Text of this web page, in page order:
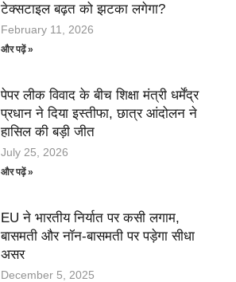
टेक्सटाइल बढ़त को झटका लगेगा?
February 11, 2026
और पढ़ें »
पेपर लीक विवाद के बीच शिक्षा मंत्री धर्मेंद्र
प्रधान ने दिया इस्तीफा, छात्र आंदोलन ने
हासिल की बड़ी जीत
July 25, 2026
और पढ़ें »
EU ने भारतीय निर्यात पर कसी लगाम,
बासमती और नॉन-बासमती पर पड़ेगा सीधा
असर
December 5, 2025